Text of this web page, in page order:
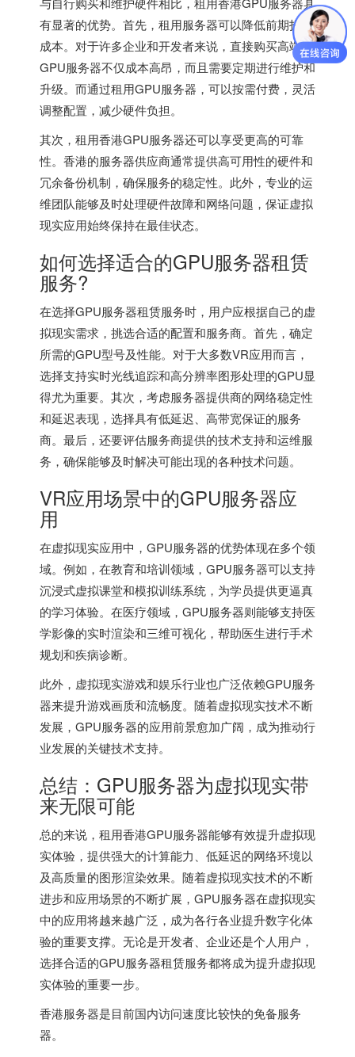
有显著的优势。首先，租用服务器可以降低前期投资
成本。对于许多企业和开发者来说，直接购买高端
GPU服务器不仅成本高昂，而且需要定期进行维护和
升级。而通过租用GPU服务器，可以按需付费，灵活
调整配置，减少硬件负担。
其次，租用香港GPU服务器还可以享受更高的可靠
性。香港的服务器供应商通常提供高可用性的硬件和
冗余备份机制，确保服务的稳定性。此外，专业的运
维团队能够及时处理硬件故障和网络问题，保证虚拟
现实应用始终保持在最佳状态。
如何选择适合的GPU服务器租赁
服务?
在选择GPU服务器租赁服务时，用户应根据自己的虚
拟现实需求，挑选合适的配置和服务商。首先，确定
所需的GPU型号及性能。对于大多数VR应用而言，
选择支持实时光线追踪和高分辨率图形处理的GPU显
得尤为重要。其次，考虑服务器提供商的网络稳定性
和延迟表现，选择具有低延迟、高带宽保证的服务
商。最后，还要评估服务商提供的技术支持和运维服
务，确保能够及时解决可能出现的各种技术问题。
VR应用场景中的GPU服务器应
用
在虚拟现实应用中，GPU服务器的优势体现在多个领
域。例如，在教育和培训领域，GPU服务器可以支持
沉浸式虚拟课堂和模拟训练系统，为学员提供更逼真
的学习体验。在医疗领域，GPU服务器则能够支持医
学影像的实时渲染和三维可视化，帮助医生进行手术
规划和疾病诊断。
此外，虚拟现实游戏和娱乐行业也广泛依赖GPU服务
器来提升游戏画质和流畅度。随着虚拟现实技术不断
发展，GPU服务器的应用前景愈加广阔，成为推动行
业发展的关键技术支持。
总结：GPU服务器为虚拟现实带
来无限可能
总的来说，租用香港GPU服务器能够有效提升虚拟现
实体验，提供强大的计算能力、低延迟的网络环境以
及高质量的图形渲染效果。随着虚拟现实技术的不断
进步和应用场景的不断扩展，GPU服务器在虚拟现实
中的应用将越来越广泛，成为各行各业提升数字化体
验的重要支撑。无论是开发者、企业还是个人用户，
选择合适的GPU服务器租赁服务都将成为提升虚拟现
实体验的重要一步。
香港服务器是目前国内访问速度比较快的免备服务
器。